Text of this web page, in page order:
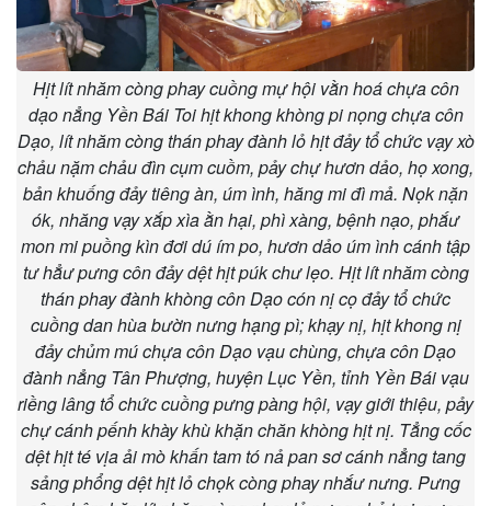
Hịt lít nhăm còng phay cuồng mự hội vằn hoá chựa côn
dạo nẳng Yền Bái Toi hịt khong khòng pi nọng chựa côn
Dạo, lít nhăm còng thán phay đành lỏ hịt đảy tổ chức vạy xò
chảu nặm chảu đìn cụm cuồm, pảy chự hươn dảo, họ xong,
bản khuống đảy tiêng àn, úm ình, hăng mi đì mả. Nọk nặn
ók, nhăng vạy xắp xìa ằn hại, phì xàng, bệnh nạo, phắư
mon mi puồng kìn đơi dú ím po, hươn dảo úm ình cánh tập
tư hẳư pưng côn đảy dệt hịt púk chư lẹo. Hịt lít nhăm còng
thán phay đành khòng côn Dạo cón nị cọ đảy tổ chức
cuồng dan hùa bườn nưng hạng pì; khạy nị, hịt khong nị
đảy chủm mú chựa côn Dạo vạu chùng, chựa côn Dạo
đành nẳng Tân Phượng, huyện Lục Yền, tỉnh Yền Bái vạu
riềng lâng tổ chức cuồng pưng pàng hội, vạy giới thiệu, pảy
chự cánh pếnh khày khù khặn chăn khòng hịt nị. Tẳng cốc
dệt hịt té vịa ải mò khấn tam tó nả pan sơ cánh nẳng tang
sảng phổng dệt hịt lỏ chọk còng phay nhắư nưng. Pưng